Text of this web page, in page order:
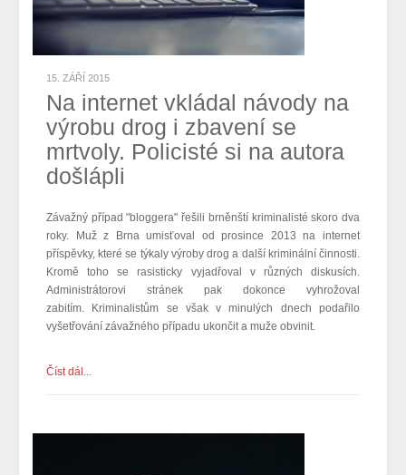
15. ZÁŘÍ 2015
Na internet vkládal návody na
výrobu drog i zbavení se
mrtvoly. Policisté si na autora
došlápli
Závažný případ "bloggera" řešili brněnští kriminalisté skoro dva
roky. Muž z Brna umisťoval od prosince 2013 na internet
příspěvky, které se týkaly výroby drog a další kriminální činnosti.
Kromě toho se rasisticky vyjadřoval v různých diskusích.
Administrátorovi stránek pak dokonce vyhrožoval
zabitím.
Kriminalistům se však v minulých dnech podařilo
vyšetřování závažného případu ukončit a muže obvinit.
Číst dál...